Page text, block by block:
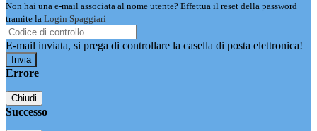
Non hai una e-mail associata al nome utente? Effettua il reset della password
tramite la Login Spaggiari
E-mail inviata, si prega di controllare la casella di posta elettronica!
Errore
Chiudi
Successo